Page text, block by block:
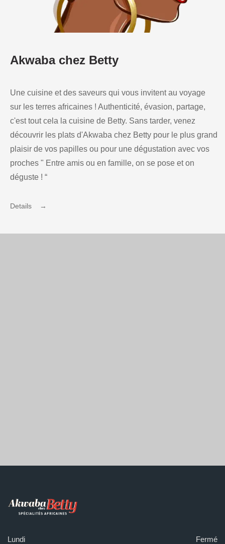
Akwaba chez Betty
Une cuisine et des saveurs qui vous invitent au voyage
sur les terres africaines ! Authenticité, évasion, partage,
c'est tout cela la cuisine de Betty. Sans tarder, venez
découvrir les plats d'Akwaba chez Betty pour le plus grand
plaisir de vos papilles ou pour une dégustation avec vos
proches " Entre amis ou en famille, on se pose et on
déguste ! “
Details →
Lundi
Fermé